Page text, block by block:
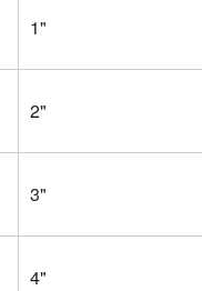
1"
2"
3"
4"